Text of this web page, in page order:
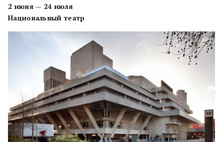
2 июня — 24 июля
Национальный театр